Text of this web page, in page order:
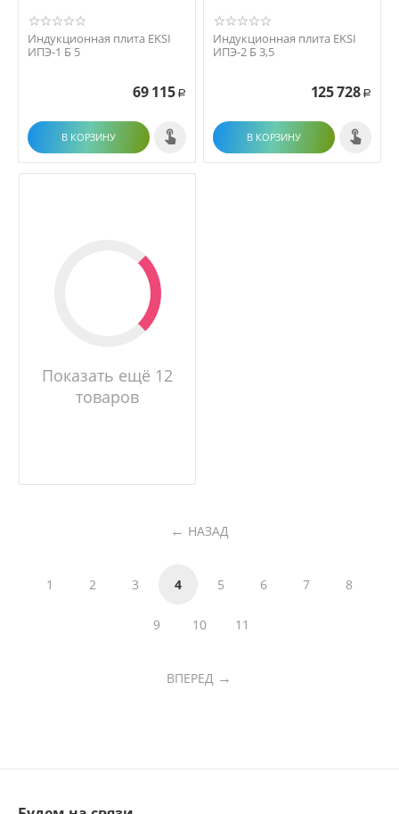
Индукционная плита EKSI
ИПЭ-1 Б 5
69 115 Р
В КОРЗИНУ
Индукционная плита EKSI
ИПЭ-2 Б 3,5
125 728 Р
В КОРЗИНУ
Показать ещё 12
товаров
НАЗАД
1 2 3 4 5 6 7 8
9 10 11
ВПЕРЕД